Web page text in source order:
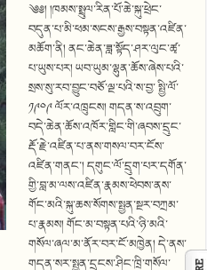
༄༅། །ཁམས་སྤྲུལ་རིན་པོ་ཆེ་སྐུ་ཕྲེང་
བདུན་པ་མི་ཕམ་སངས་རྒྱས་བསྟན་འཛིན་
མཆོག་ནི། ནང་ཆེན་ཟླ་སྟོད་ཤར་ལུང་ཚྭ་
པ་ཡུས་པར། ཡབ་ཡུམ་ལྷུན་ཆོས་ཞེས་པའི་
སྲས་སུ་རབ་བྱུང་བཅོ་ལྔ་པའི་ས་བྱ་ སྤྱི་ལོ་
༡༩༠༩ ལོར་འཁྲུངས། གདན་ས་འབྲུག་
བདེ་ཆེན་ཆོས་འཁོར་གླིང་གི་ཞབས་དྲུང་
རྡོ་རྗེ་འཛིན་པ་ནས་གསལ་བར་ངོས་
འཛིན་གནང༌། དགུང་ལོ་དྲུག་པར་དགོན་
གྱི་བླ་མ་ལས་འཛིན་རྣམས་ཕེབས་ནས་
གོང་མའི་སྐུ་ཆས་སོགས་སྤྱན་སྔར་བཀྲམ་
པ་རྣམས། གོང་མ་བསྟན་པའི་ཉི་མའི་
གསོལ་ཞལ་མ་ནོར་བར་ངོ་མཁྱེན། དེ་ནས་
གདན་སར་སྤྱན་དྲངས་ཤིང་ཁྲི་གསོལ་